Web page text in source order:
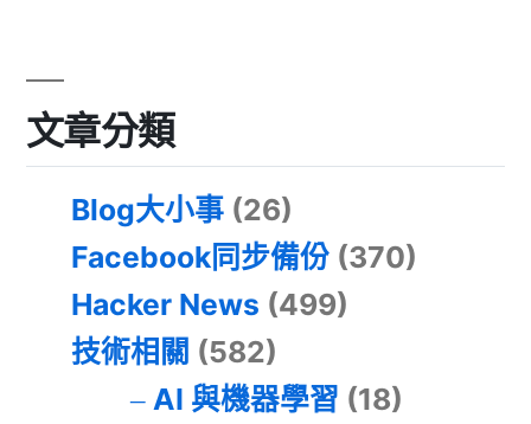
文章分類
Blog大小事 (26)
Facebook同步備份 (370)
Hacker News (499)
技術相關 (582)
AI 與機器學習 (18)